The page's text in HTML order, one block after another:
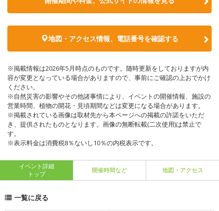
地図・アクセス情報、電話番号を確認する
※掲載情報は2026年5月時点のものです。随時更新をしておりますが内
容が変更となっている場合がありますので、事前にご確認の上おでかけ
ください。
※自然災害の影響やその他諸事情により、イベントの開催情報、施設の
営業時間、植物の開花・見頃期間などは変更になる場合があります。
※掲載されている画像は取材先から本ページへの掲載の許諾をいただ
き、提供されたものとなります。画像の無断転載(二次使用)は禁止で
す。
※表示料金は消費税8％ないし10％の内税表示です。
イベント詳細
トップ
開催時間など 地図・アクセス
一覧に戻る